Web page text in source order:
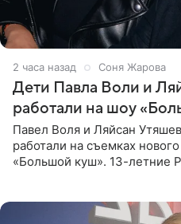
2 часа назад Соня Жарова
Дети Павла Воли и
работали на шоу
Павел Воля и Ляйсан
работали на съемках
«Большой куш». 13-летние